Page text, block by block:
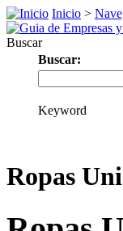
Inicio >
Buscar
Buscar:
Keyword
Ropas